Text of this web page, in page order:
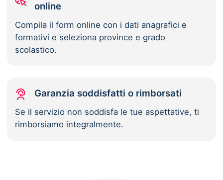
online
Compila il form online con i dati anagrafici e
formativi e seleziona province e grado
scolastico.
Garanzia soddisfatti o rimborsati
Se il servizio non soddisfa le tue aspettative, ti
rimborsiamo integralmente.